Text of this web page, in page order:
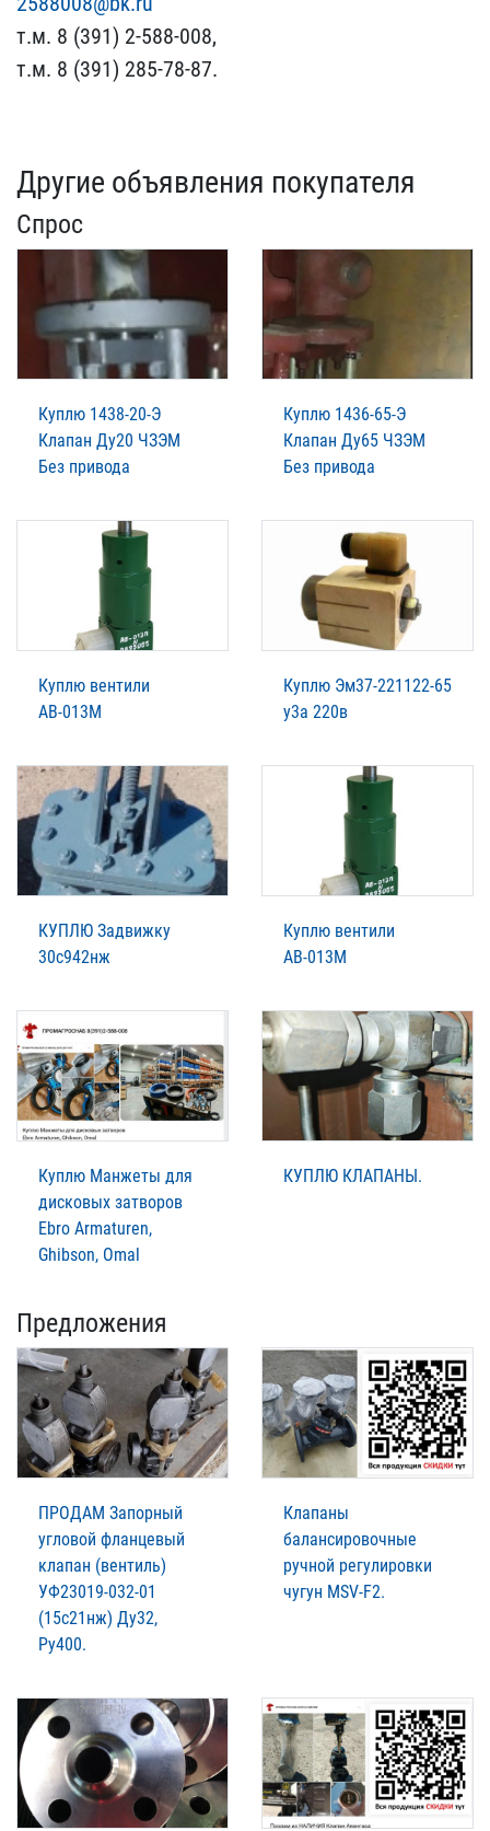
т.м. 8 (39​1) 2-588-008,
т.м. 8 (39​1) 285-78-87.
Другие объявления покупателя
Спрос
Куплю 1438-20-Э
Клапан Ду20 ЧЗЭМ
Без привода
Куплю 1436-65-Э
Клапан Ду65 ЧЗЭМ
Без привода
Куплю вентили
АВ-013М
Куплю Эм37-221122-65
у3а 220в
КУПЛЮ Задвижку
30с942нж
Куплю вентили
АВ-013М
Куплю Манжеты для
дисковых затворов
Ebro Armaturen,
Ghibson, Omal
КУПЛЮ КЛАПАНЫ.
Предложения
ПРОДАМ Запорный
угловой фланцевый
клапан (вентиль)
УФ23019-032-01
(15с21нж) Ду32,
Ру400.
Клапаны
балансировочные
ручной регулировки
чугун MSV-F2.